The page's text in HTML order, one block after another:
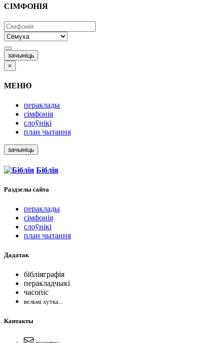
СІМФОНІЯ
зачыніць
×
МЕНЮ
пераклады
сімфонія
слоўнікі
план чытання
зачыніць
Біблія
Раздзелы сайта
пераклады
сімфонія
слоўнікі
план чытання
Дадатак
бібліяграфія
перакладчыкі
часопіс
вельмі хутка...
Кантакты